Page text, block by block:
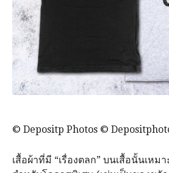
© Depositp Photos ©
เสื้อผ้าที่มี “เรื่องตลก” บนเสื้อนั้นเหม